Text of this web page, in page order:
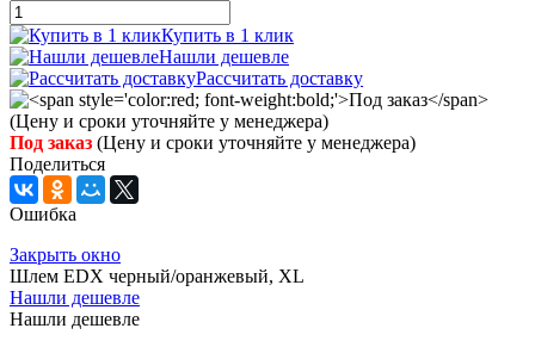
Купить в 1 клик
Нашли дешевле
Рассчитать доставку
Под заказ (Цену и сроки уточняйте у менеджера)
Поделиться
Ошибка
Закрыть окно
Шлем EDX черный/оранжевый, XL
Нашли дешевле
Нашли дешевле